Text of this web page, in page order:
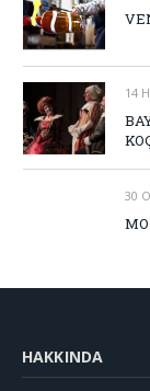
14
30
HAKKINDA